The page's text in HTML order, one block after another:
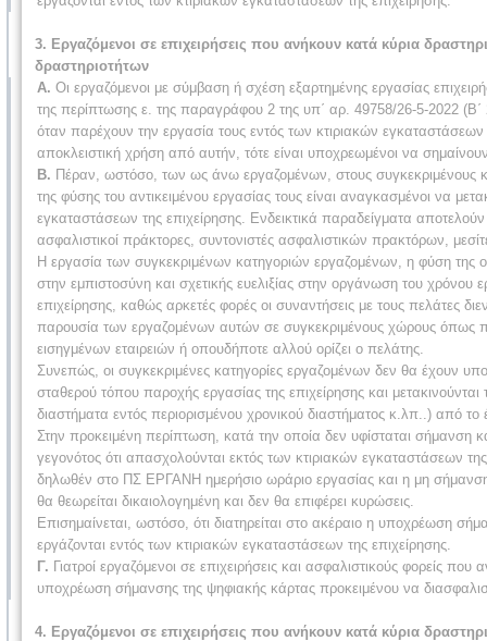
3. Εργαζόμενοι σε επιχειρήσεις που ανήκουν κατά κύρια
δραστηριοτήτων
Α. Οι εργαζόμενοι με σύμβαση ή σχέση εξαρτημένης εργασίας
της περίπτωσης ε. της παραγράφου 2 της υπ΄ αρ. 49758/26-5-2022
όταν παρέχουν την εργασία τους εντός των κτιριακών εγκαταστάσεων
αποκλειστική χρήση από αυτήν, τότε είναι υποχρεωμένοι να
Β. Πέραν, ωστόσο, των ως άνω εργαζομένων, στους συγκεκριμένους
της φύσης του αντικειμένου εργασίας τους είναι αναγκασμένοι να
εγκαταστάσεων της επιχείρησης. Ενδεικτικά παραδείγματα
ασφαλιστικοί πράκτορες, συντονιστές ασφαλιστικών πρακτόρων,
Η εργασία των συγκεκριμένων κατηγοριών εργαζομένων, η φύση
στην εμπιστοσύνη και σχετικής ευελιξίας στην οργάνωση του χρόνου
επιχείρησης, καθώς αρκετές φορές οι συναντήσεις με τους πελάτες
παρουσία των εργαζομένων αυτών σε συγκεκριμένους χώρους όπως
εισηγμένων εταιρειών ή οπουδήποτε αλλού ορίζει ο πελάτης.
Συνεπώς, οι συγκεκριμένες κατηγορίες εργαζομένων δεν θα έχουν
σταθερού τόπου παροχής εργασίας της επιχείρησης και
διαστήματα εντός περιορισμένου χρονικού διαστήματος κ.λπ..) από
Στην προκειμένη περίπτωση, κατά την οποία δεν υφίσταται
γεγονότος ότι απασχολούνται εκτός των κτιριακών εγκαταστάσεων
δηλωθέν στο ΠΣ ΕΡΓΑΝΗ ημερήσιο ωράριο εργασίας και η μη
θα θεωρείται δικαιολογημένη και δεν θα επιφέρει κυρώσεις.
Επισημαίνεται, ωστόσο, ότι διατηρείται στο ακέραιο η υποχρέωση
εργάζονται εντός των κτιριακών εγκαταστάσεων της επιχείρησης.
Γ. Γιατροί εργαζόμενοι σε επιχειρήσεις και ασφαλιστικούς φορείς
υποχρέωση σήμανσης της ψηφιακής κάρτας προκειμένου να
4. Εργαζόμενοι σε επιχειρήσεις που ανήκουν κατά κύρια